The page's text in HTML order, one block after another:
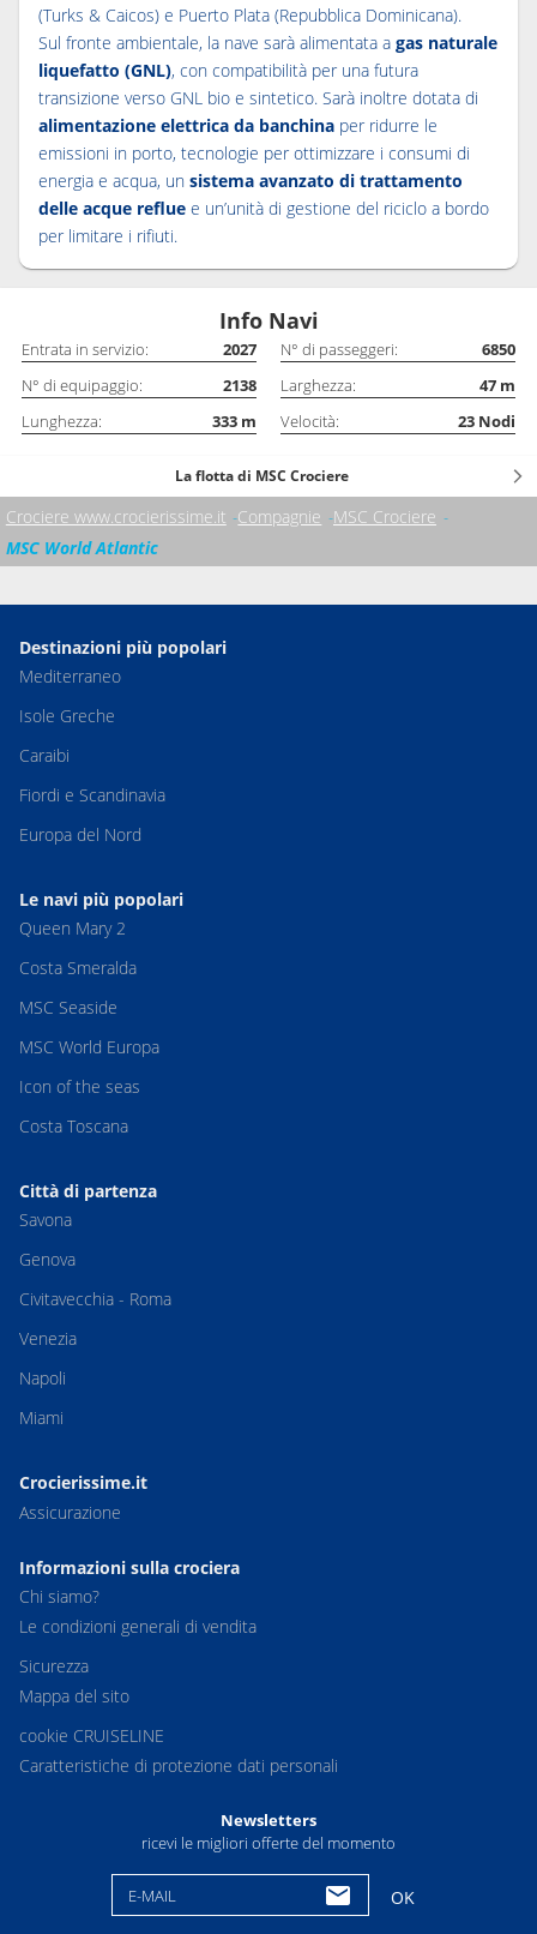
(Turks & Caicos) e Puerto Plata (Repubblica Dominicana).
Sul fronte ambientale, la nave sarà alimentata a gas naturale
liquefatto (GNL), con compatibilità per una futura
transizione verso GNL bio e sintetico. Sarà inoltre dotata di
alimentazione elettrica da banchina per ridurre le
emissioni in porto, tecnologie per ottimizzare i consumi di
energia e acqua, un sistema avanzato di trattamento
delle acque reflue e un’unità di gestione del riciclo a bordo
per limitare i rifiuti.
Info Navi
Entrata in servizio: 2027 N° di passeggeri:
6850
N° di equipaggio:
2138 Larghezza: 47 m
Lunghezza:
333 m Velocità: 23 Nodi
La flotta di MSC Crociere
Crociere www.crocierissime.it Compagnie MSC Crociere
MSC World Atlantic
Destinazioni più popolari
Mediterraneo
Isole Greche
Caraibi
Fiordi e Scandinavia
Europa del Nord
Le navi più popolari
Queen Mary 2
Costa Smeralda
MSC Seaside
MSC World Europa
Icon of the seas
Costa Toscana
Città di partenza
Savona
Genova
Civitavecchia - Roma
Venezia
Napoli
Miami
Crocierissime.it
Assicurazione
Informazioni sulla crociera
Chi siamo?
Le condizioni generali di vendita
Sicurezza
Mappa del sito
cookie CRUISELINE
Caratteristiche di protezione dati personali
Newsletters
ricevi le migliori offerte del momento
E-MAIL OK